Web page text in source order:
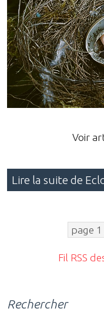
Voir
Lire la suite de
page
Fil RSS
Rechercher